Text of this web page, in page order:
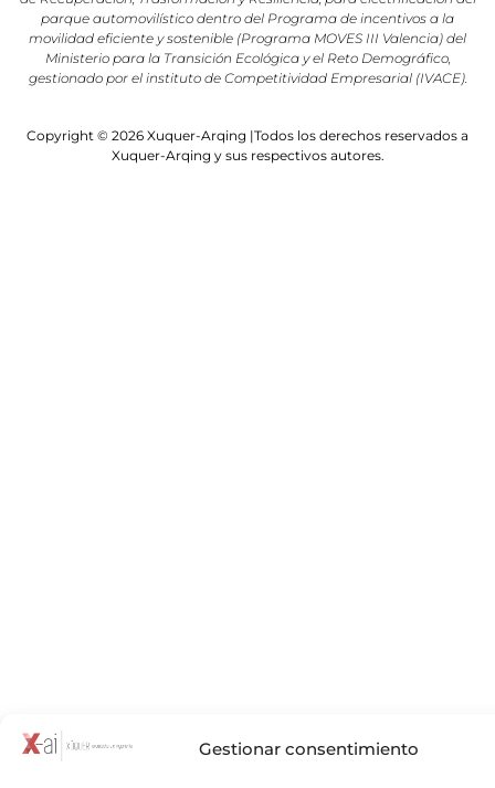
Gestionar consentimiento
parque automovilístico dentro del Programa de incentivos a la
movilidad eficiente y sostenible (Programa MOVES III Valencia) del
Ministerio para la Transición Ecológica y el Reto Demográfico,
gestionado por el instituto de Competitividad Empresarial (IVACE).
Copyright © 2026 Xuquer-Arqing |Todos los derechos reservados a
Xuquer-Arqing y sus respectivos autores.